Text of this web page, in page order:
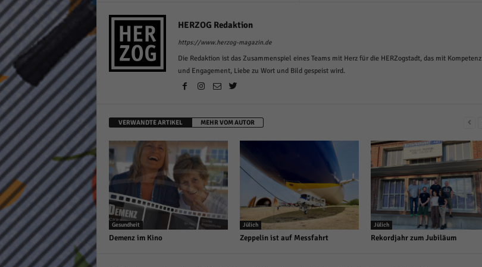
HERZOG Redaktion
https://www.herzog-magazin.de
Die Redaktion ist das Zusammenspiel eines Teams mit Herz für die HERZogstadt, das mit Kompetenz
und Engagement, Liebe zu Wort und Bild gespeist wird.
VERWANDTE ARTIKEL MEHR VOM AUTOR
Gesundheit
Demenz im Kino
Jülich
Zeppelin ist auf Messfahrt
Jülich
Rekordjahr zum Jubiläum